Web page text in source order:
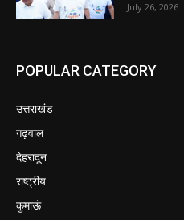
July 26, 2026
POPULAR CATEGORY
उत्तराखंड
गढ़वाल
देहरादून
राष्ट्रीय
कुमाऊं